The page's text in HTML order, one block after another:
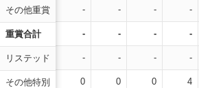
その他重賞
重賞合計
リステッド
その他特別
- - - -
- - - -
- - - -
0 0 0 4